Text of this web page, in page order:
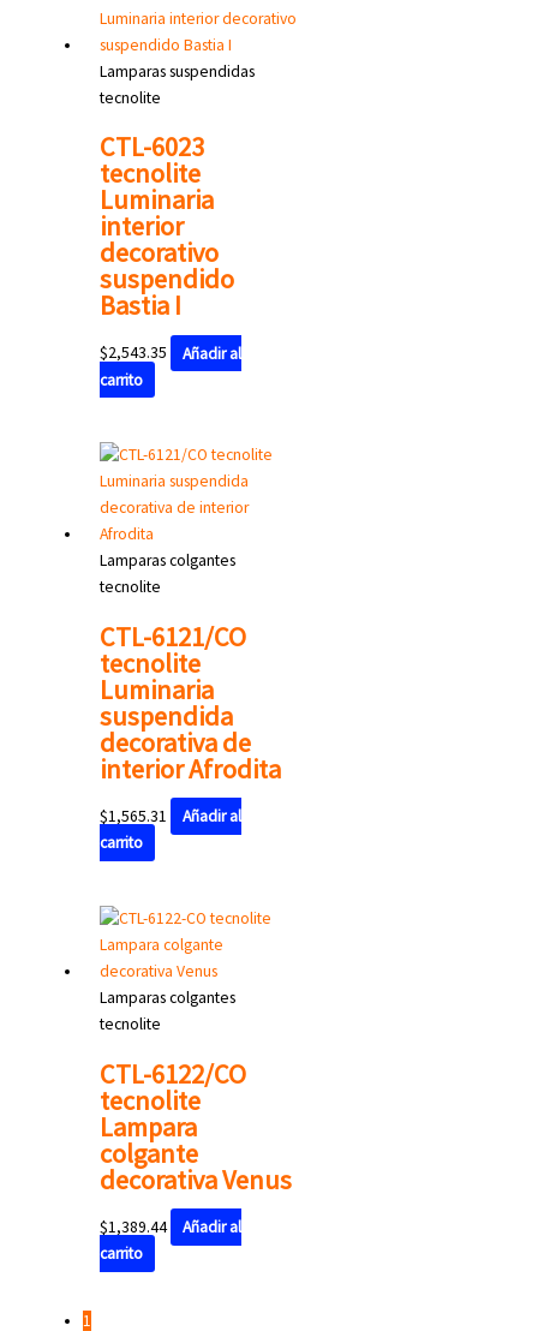
Lamparas suspendidas
tecnolite
CTL-6023
tecnolite
Luminaria
interior
decorativo
suspendido
Bastia I
$2,543.35
Añadir al
carrito
Lamparas colgantes
tecnolite
CTL-6121/CO
tecnolite
Luminaria
suspendida
decorativa de
interior Afrodita
$1,565.31
Añadir al
carrito
Lamparas colgantes
tecnolite
CTL-6122/CO
tecnolite
Lampara
colgante
decorativa Venus
$1,389.44
Añadir al
carrito
1